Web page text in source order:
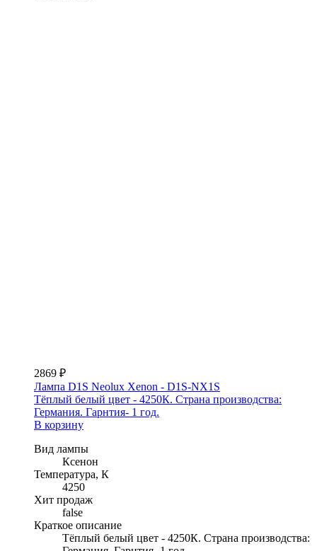
2869 ₽
Лампа D1S Neolux Xenon - D1S-NX1S
Тёплый белый цвет - 4250К. Страна производства:
Германия. Гарнтия- 1 год.
В корзину
Вид лампы
Ксенон
Температура, К
4250
Хит продаж
false
Краткое описание
Тёплый белый цвет - 4250К. Страна производства: